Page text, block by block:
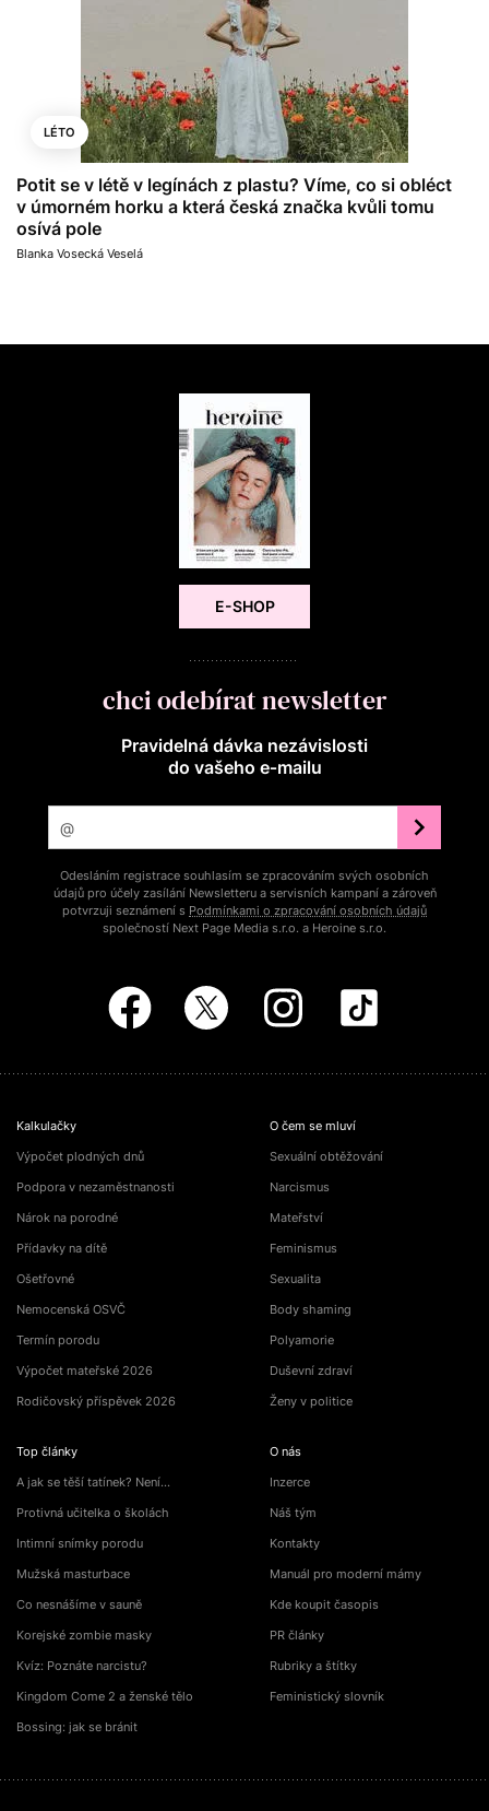
LÉTO
Potit se v létě v legínách z plastu? Víme, co si obléct
v úmorném horku a která česká značka kvůli tomu
osívá pole
Blanka Vosecká Veselá
E-SHOP
chci odebírat newsletter
Pravidelná dávka nezávislosti
do vašeho e‑mailu
Odesláním registrace souhlasím se zpracováním svých osobních
údajů pro účely zasílání Newsletteru a servisních kampaní a zároveň
potvrzuji seznámení s Podmínkami o zpracování osobních údajů
společností Next Page Media s.r.o. a Heroine s.r.o.
Kalkulačky
Výpočet plodných dnů
Podpora v nezaměstnanosti
Nárok na porodné
Přídavky na dítě
Ošetřovné
Nemocenská OSVČ
Termín porodu
Výpočet mateřské 2026
Rodičovský příspěvek 2026
Top články
A jak se těší tatínek? Není…
Protivná učitelka o školách
Intimní snímky porodu
Mužská masturbace
Co nesnášíme v sauně
Korejské zombie masky
Kvíz: Poznáte narcistu?
Kingdom Come 2 a ženské tělo
Bossing: jak se bránit
O čem se mluví
Sexuální obtěžování
Narcismus
Mateřství
Feminismus
Sexualita
Body shaming
Polyamorie
Duševní zdraví
Ženy v politice
O nás
Inzerce
Náš tým
Kontakty
Manuál pro moderní mámy
Kde koupit časopis
PR články
Rubriky a štítky
Feministický slovník